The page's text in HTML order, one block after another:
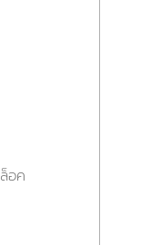
อค